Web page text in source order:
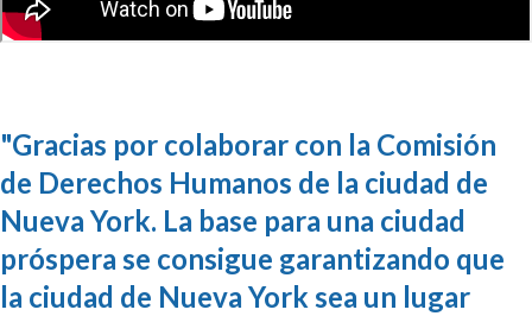
"Gracias por colaborar con la Comisión
de Derechos Humanos de la ciudad de
Nueva York. La base para una ciudad
próspera se consigue garantizando que
la ciudad de Nueva York sea un lugar